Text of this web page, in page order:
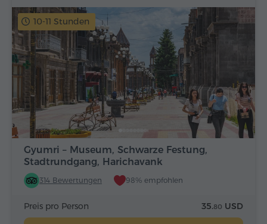
10-11 Stunden
Gyumri – Museum, Schwarze Festung,
Stadtrundgang, Harichavank
314 Bewertungen 98% empfohlen
Preis pro Person 35.80 USD